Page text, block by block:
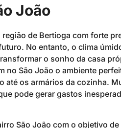
João
região de Bertioga com forte
No entanto, o clima
o sonho da casa
no São João o ambiente
até os armários da cozinha.
pode gerar gastos
São João com o objetivo